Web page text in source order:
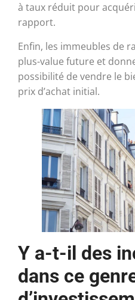
à taux réduit pour
rapport.
Enfin, les immeubles de
plus-value future et
possibilité de vendre le
prix d’achat initial.
Y a-t-il des
dans ce